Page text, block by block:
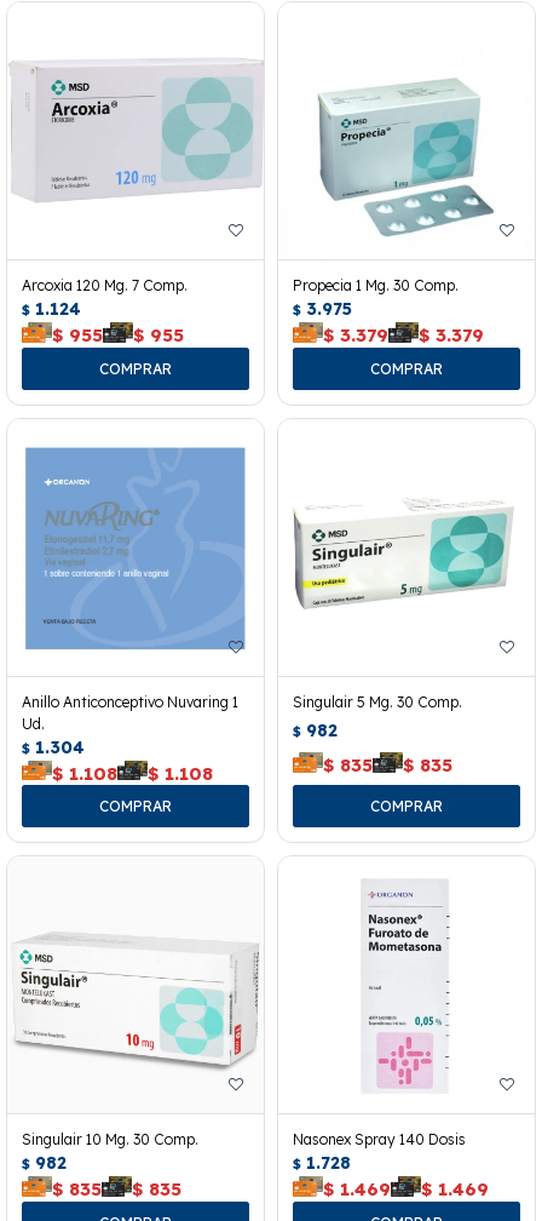
Arcoxia 120 Mg. 7 Comp.
$ 1.124
$ 955 $ 955
Propecia 1 Mg. 30 Comp.
$ 3.975
$ 3.379 $ 3.379
Anillo Anticonceptivo Nuvaring 1
Ud.
$ 1.304
$ 1.108 $ 1.108
Singulair 5 Mg. 30 Comp.
$ 982
$ 835 $ 835
Singulair 10 Mg. 30 Comp.
$ 982
$ 835 $ 835
Nasonex Spray 140 Dosis
$ 1.728
$ 1.469 $ 1.469